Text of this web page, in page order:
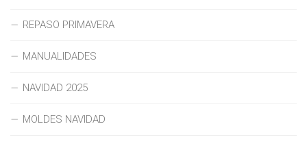
REPASO PRIMAVERA
MANUALIDADES
NAVIDAD 2025
MOLDES NAVIDAD